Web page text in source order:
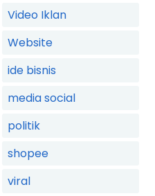
Video Iklan
Website
ide bisnis
media social
politik
shopee
viral